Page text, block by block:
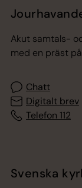
Akut samtals-
med en präst
Chatt
Digitalt brev
Telefon 112
Svenska